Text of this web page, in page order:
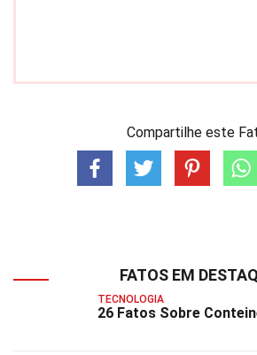
Compartilhe este
FATOS EM
TECNOLOGIA
26 Fatos Sobre